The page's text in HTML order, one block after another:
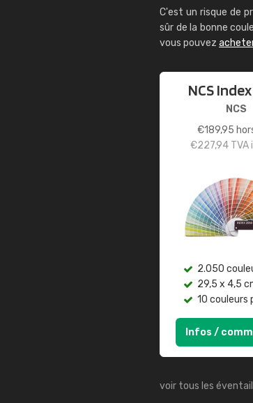
C'est un risque de
sûr de la bonne
vous pouvez
NCS
NCS
€189,95
€227,94 TVA
2.050
29,5 x 4,5
10 couleurs
Infos /
voir tous les